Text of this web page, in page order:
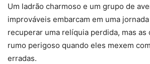
Um ladrão charmoso e um grupo de
improváveis ​​embarcam em uma
recuperar uma relíquia perdida, mas as
rumo perigoso quando eles mexem
erradas.